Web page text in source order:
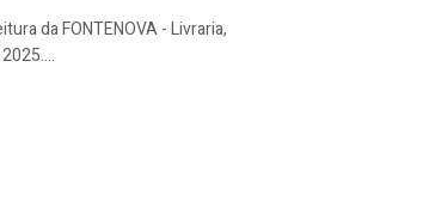
da FONTENOVA - Livraria,